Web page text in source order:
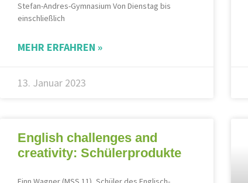
Stefan-Andres-Gymnasium Von Dienstag bis
einschließlich
MEHR ERFAHREN »
13. Januar 2023
English challenges and
creativity: Schülerprodukte